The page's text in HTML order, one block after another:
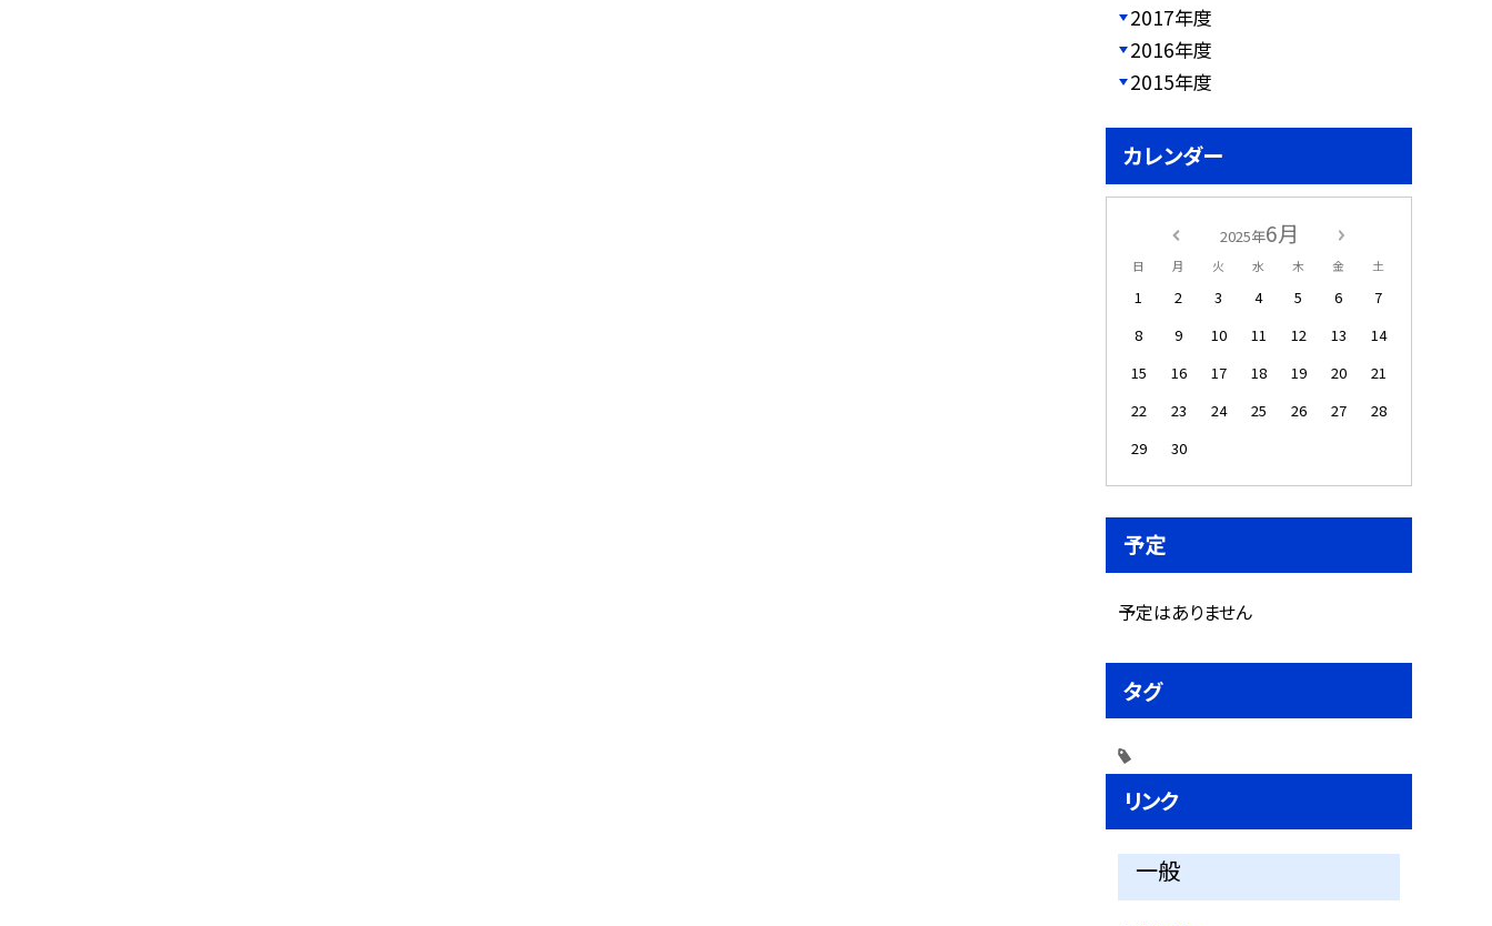
2017年度
2016年度
2015年度
カレンダー
2025年6月
日 月 火 水 木 金 土
1 2 3 4 5 6
7
8
9 10 11 12 13
14
15
16 17 18 19 20
21
22
23 24 25 26 27
28
29
30
予定
予定はありません
タグ
リンク
一般